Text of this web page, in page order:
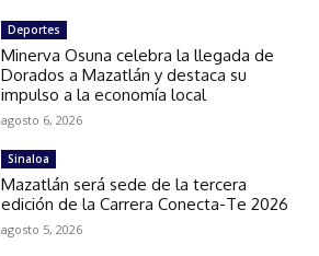
Deportes
Minerva Osuna celebra la llegada de
Dorados a Mazatlán y destaca su
impulso a la economía local
agosto 6, 2026
Sinaloa
Mazatlán será sede de la tercera
edición de la Carrera Conecta-Te 2026
agosto 5, 2026